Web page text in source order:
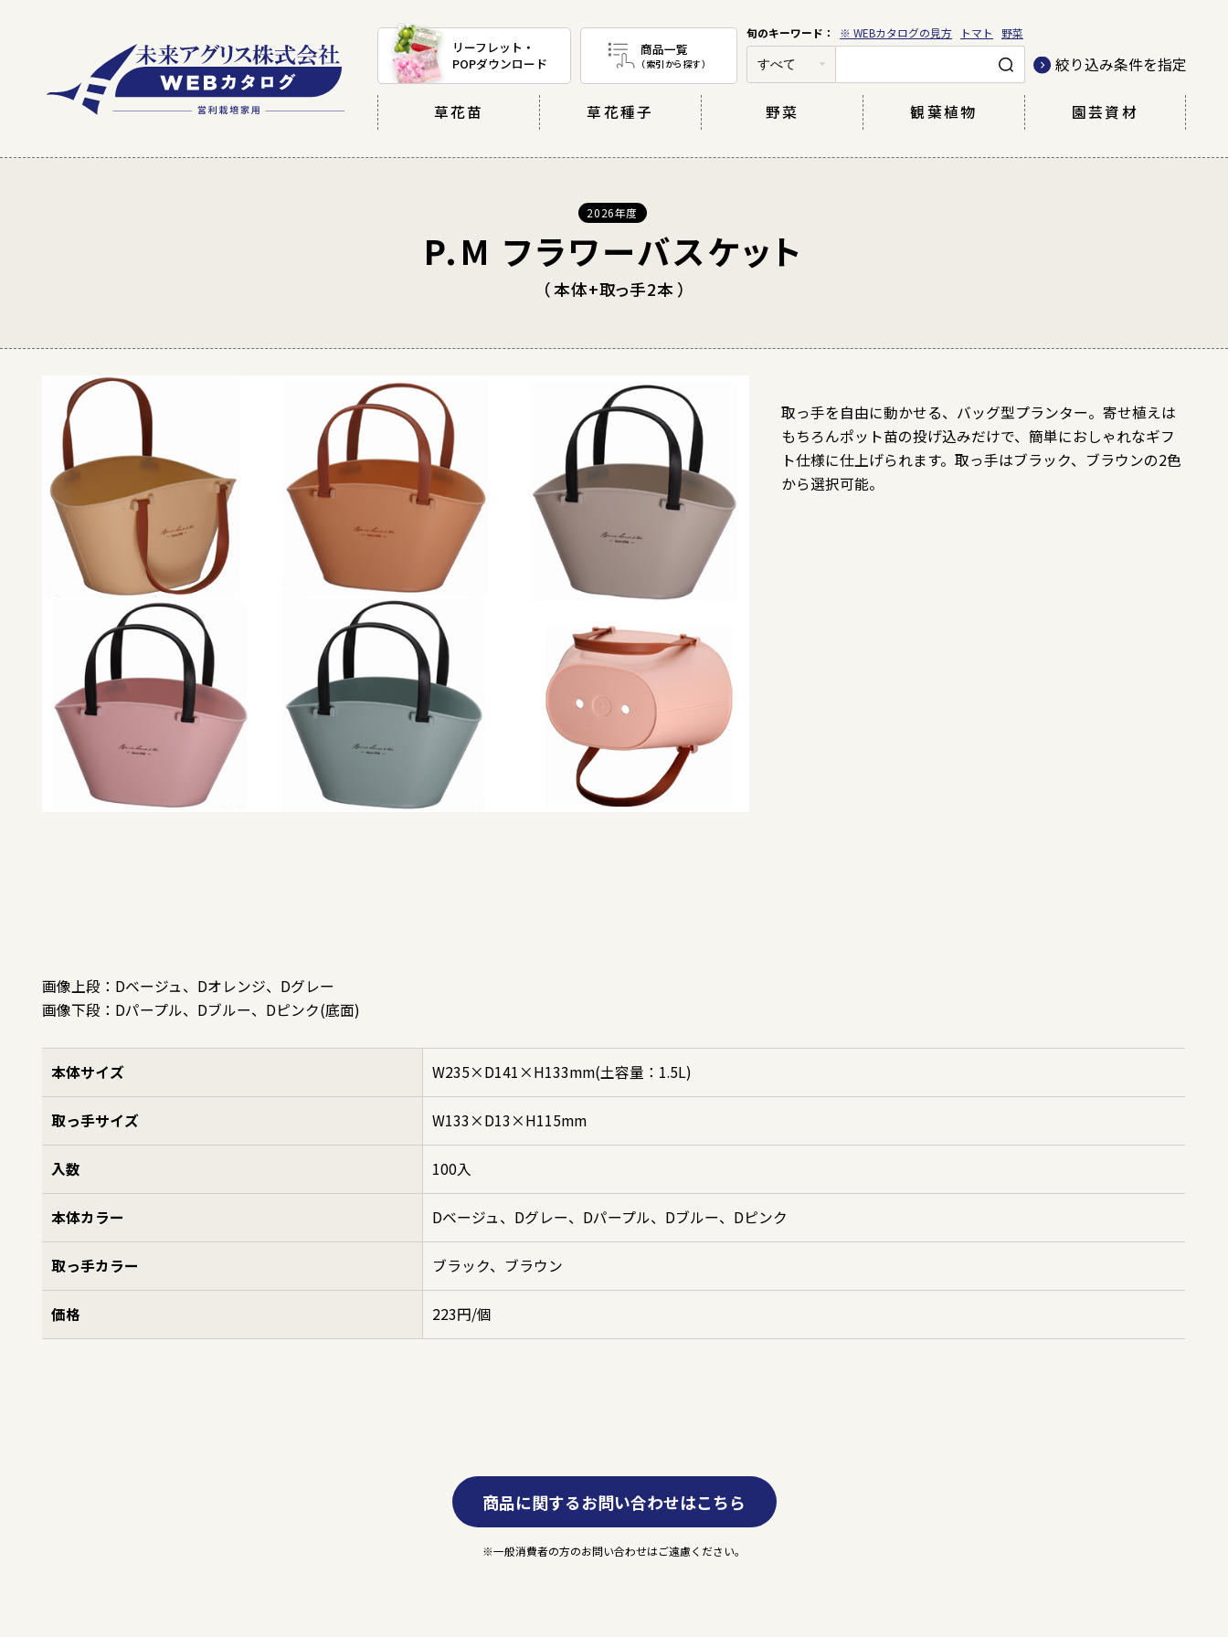
リーフレット・
POPダウンロード
商品一覧
（索引から探す）
※ WEBカタログの見方 トマト 野菜
絞り込み条件を指定
草花苗 草花種子 野菜 観葉植物 園芸資材
2026年度
P.M フラワーバスケット
本体+取っ手2本
取っ手を自由に動かせる、バッグ型プランター。寄せ植えは
もちろんポット苗の投げ込みだけで、簡単におしゃれなギフ
ト仕様に仕上げられます。取っ手はブラック、ブラウンの2色
から選択可能。
画像上段：Dベージュ、Dオレンジ、Dグレー
画像下段：Dパープル、Dブルー、Dピンク(底面)
本体サイズ W235×D141×H133mm(土容量：1.5L)
取っ手サイズ W133×D13×H115mm
入数 100入
本体カラー Dベージュ、Dグレー、Dパープル、Dブルー、Dピンク
取っ手カラー ブラック、ブラウン
価格 223円/個
商品に関するお問い合わせはこちら
一般消費者の方のお問い合わせはご遠慮ください。